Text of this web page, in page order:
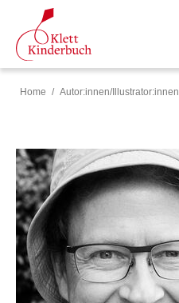
Home Autor:innen/Illustrator:innen